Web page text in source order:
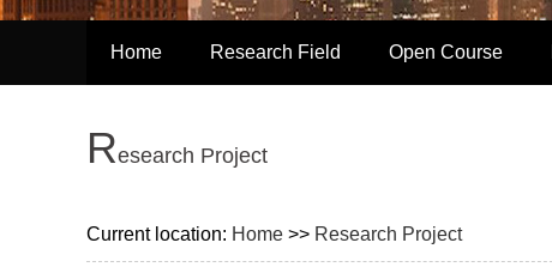
Home Research Field Open Course
Research Project
Current location: Home >> Research Project